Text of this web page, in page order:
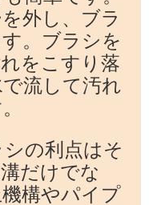
外し、ブラ
。ブラシを
をこすり落
流して汚れ
の利点はそ
だけでな
構やパイプ